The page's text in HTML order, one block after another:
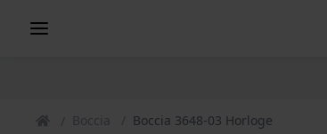
Boccia Boccia 3648-03 Horloge